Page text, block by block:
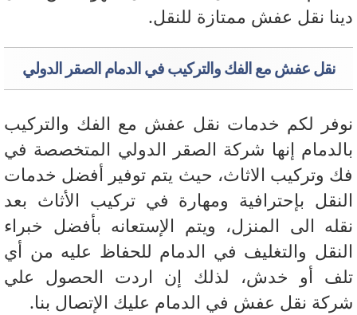
نقل عفش ممتازة للنقل.
نقل عفش مع الفك والتركيب في الدمام الصقر الدولي
لكم خدمات نقل عفش مع الفك والتركيب
إنها شركة الصقر الدولي المتخصصة في
وتركيب الاثاث، حيث يتم توفير أفضل خدمات
بإحترافية ومهارة في تركيب الأثاث بعد
الى المنزل، ويتم الإستعانه بأفضل خبراء
والتغليف في الدمام للحفاظ عليه من أي
أو خدش، لذلك إن اردت الحصول علي
نقل عفش في الدمام عليك الإتصال بنا.